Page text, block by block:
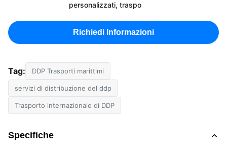
personalizzati, traspo
Richiedi Informazioni
Tag: DDP Trasporti marittimi
servizi di distribuzione del ddp
Trasporto internazionale di DDP
Specifiche